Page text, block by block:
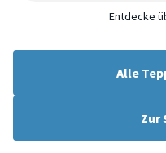
Entdecke
Alle
Zur